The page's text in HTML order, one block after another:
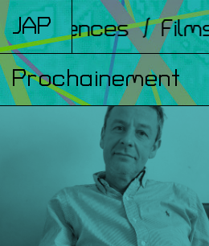
JAP / Films
Prochainement